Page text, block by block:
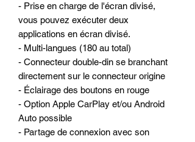
- Prise en charge de l'écran divisé,
vous pouvez exécuter deux
applications en écran divisé.
- Multi-langues (180 au total)
- Connecteur double-din se branchant
directement sur le connecteur origine
- Éclairage des boutons en rouge
- Option Apple CarPlay et/ou Android
Auto possible
- Partage de connexion avec son